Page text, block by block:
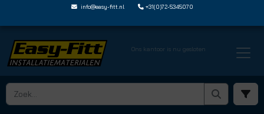
info@easy-fitt.nl +31(0)72-5345070
Ons kantoor is nu gesloten
HOME › KNELKOPPELINGEN › HAAKSE KNELKOPPELINGEN › EF AC2116ME16X2